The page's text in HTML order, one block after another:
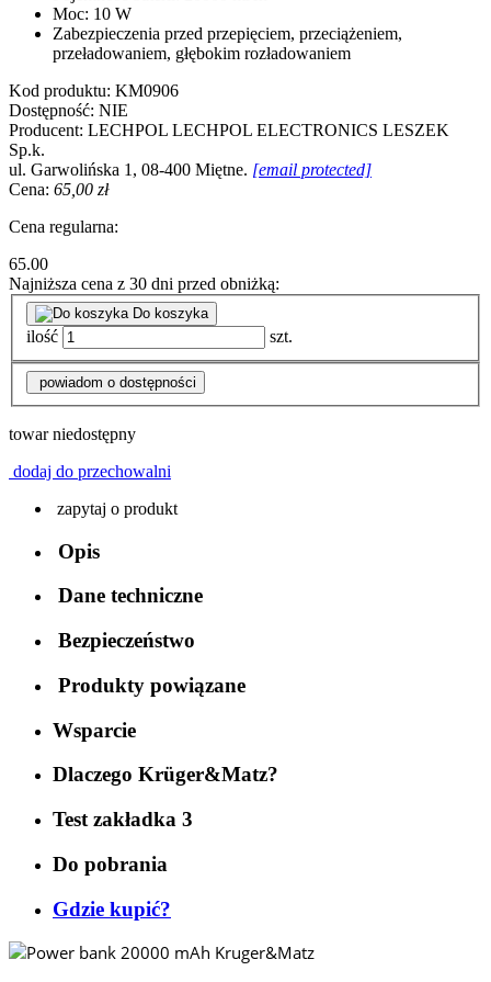
Moc: 10 W
Zabezpieczenia przed przepięciem, przeciążeniem,
przeładowaniem, głębokim rozładowaniem
Kod produktu: KM0906
Dostępność: NIE
Producent: LECHPOL LECHPOL ELECTRONICS LESZEK
Sp.k.
ul. Garwolińska 1, 08-400 Miętne. [email protected]
Cena: 65,00 zł
Cena regularna:
65.00
Najniższa cena z 30 dni przed obniżką:
Do koszyka
ilość szt.
powiadom o dostępności
towar niedostępny
dodaj do przechowalni
zapytaj o produkt
Opis
Dane techniczne
Bezpieczeństwo
Produkty powiązane
Wsparcie
Dlaczego Krüger&Matz?
Test zakładka 3
Do pobrania
Gdzie kupić?